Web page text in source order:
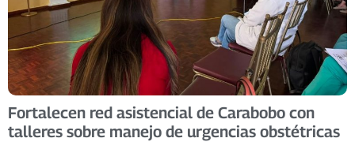
Fortalecen red asistencial de Carabobo con
talleres sobre manejo de urgencias obstétricas